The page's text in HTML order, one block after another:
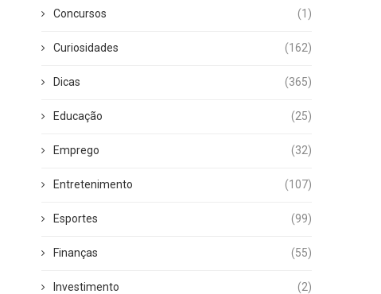
Concursos (1)
Curiosidades (162)
Dicas (365)
Educação (25)
Emprego (32)
Entretenimento (107)
Esportes (99)
Finanças (55)
Investimento (2)